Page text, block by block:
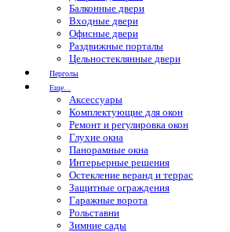
Балконные двери
Входные двери
Офисные двери
Раздвижные порталы
Цельностеклянные двери
Перголы
Еще...
Аксессуары
Комплектующие для окон
Ремонт и регулировка окон
Глухие окна
Панорамные окна
Интерьерные решения
Остекление веранд и террас
Защитные ограждения
Гаражные ворота
Рольставни
Зимние сады